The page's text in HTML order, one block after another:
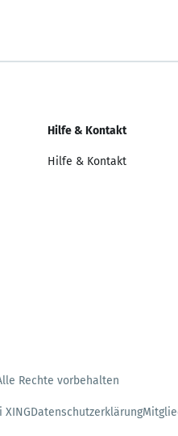
Hilfe & Kontakt
Hilfe & Kontakt
Rechte vorbehalten
XINGDatenschutzerklärung